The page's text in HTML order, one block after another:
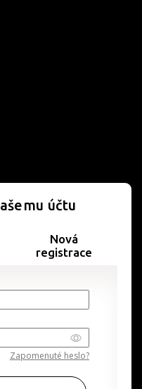
účtu
Nová
registrace
Zapomenuté heslo?